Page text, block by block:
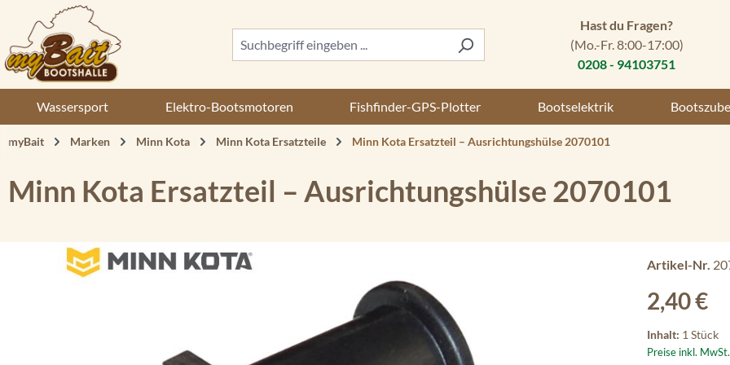
Hauptinhalt springen
Zur Suche springen
Zur Hauptnavigation springen
Hast du Fragen?
(Mo.-Fr. 8:00-17:00)
0208 - 94103751
Wassersport Elektro-Bootsmotoren Fishfinder-GPS-Plotter Bootselektrik
myBait Marken Minn Kota Minn Kota Ersatzteile Minn Kota Ersatzteil – Ausrichtungshülse 2070101
Minn Kota Ersatzteil – Ausrichtungshülse 2070101
Bildergalerie überspringen
Artikel-Nr.
Regulärer Preis:
2,40 €
Inhalt: 1 Stück
Preise inkl.